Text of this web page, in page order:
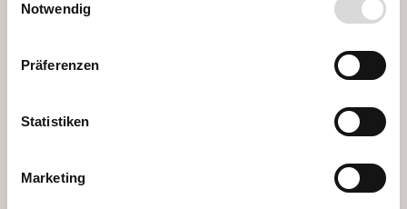
Notwendig
Präferenzen
Statistiken
Marketing